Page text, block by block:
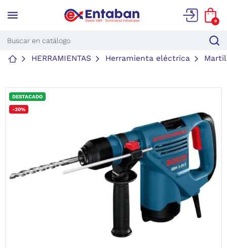
menu 0
HERRAMIENTAS Herramienta eléctrica
DESTACADO
-30%